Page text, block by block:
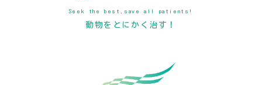
Seek the best,save all patients!
動物をとにかく治す！